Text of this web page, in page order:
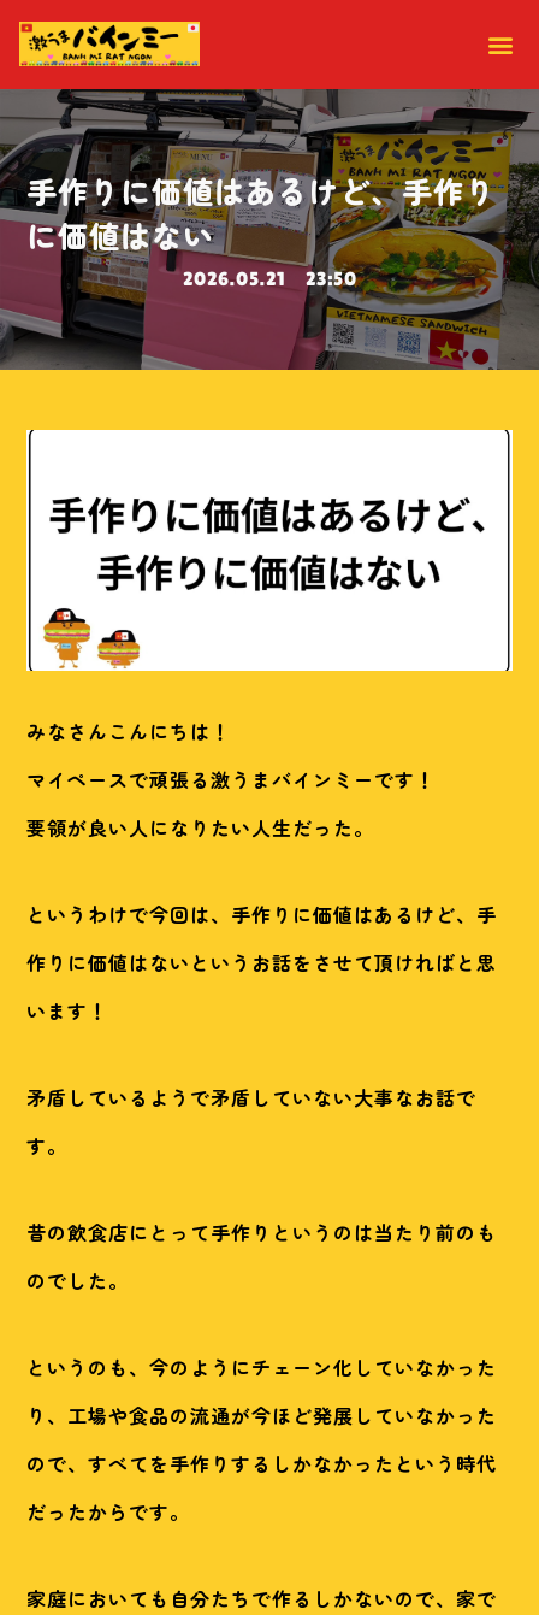
手作りに価値はあるけど、手作り
に価値はない
2026.05.21 23:50
みなさんこんにちは！
マイペースで頑張る激うまバインミーです！
要領が良い人になりたい人生だった。
というわけで今回は、手作りに価値はあるけど、手
作りに価値はないというお話をさせて頂ければと思
います！
矛盾しているようで矛盾していない大事なお話で
す。
昔の飲食店にとって手作りというのは当たり前のも
のでした。
というのも、今のようにチェーン化していなかった
り、工場や食品の流通が今ほど発展していなかった
ので、すべてを手作りするしかなかったという時代
だったからです。
家庭においても自分たちで作るしかないので、家で